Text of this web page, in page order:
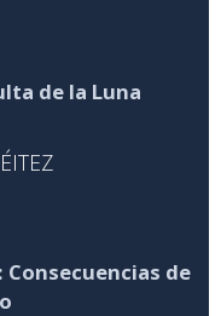
de la Luna
de